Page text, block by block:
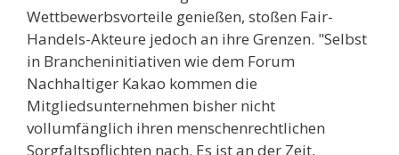
Wettbewerbsvorteile genießen, stoßen Fair-
Handels-Akteure jedoch an ihre Grenzen. "Selbst
in Brancheninitiativen wie dem Forum
Nachhaltiger Kakao kommen die
Mitgliedsunternehmen bisher nicht
vollumfänglich ihren menschenrechtlichen
Sorgfaltspflichten nach. Es ist an der Zeit,